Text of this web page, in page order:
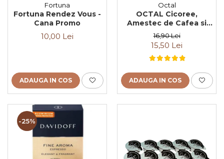
Fortuna
Fortuna Rendez Vous -
Cana Promo
10,00 Lei
ADAUGA IN COS
Octal
OCTAL Cicoree,
Amestec de Cafea si
Cicoare Instant cut.
100g
16,90 Lei
15,50 Lei
ADAUGA IN COS
-25%